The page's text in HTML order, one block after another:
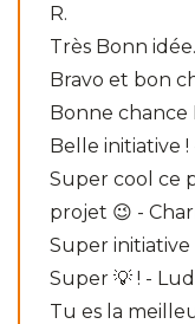
R.
Très Bonn
Bravo et bon
Bonne chance
Belle initiative !
Super cool ce
projet 😉 -
Super initiative
Super 💡 ! -
Tu es la